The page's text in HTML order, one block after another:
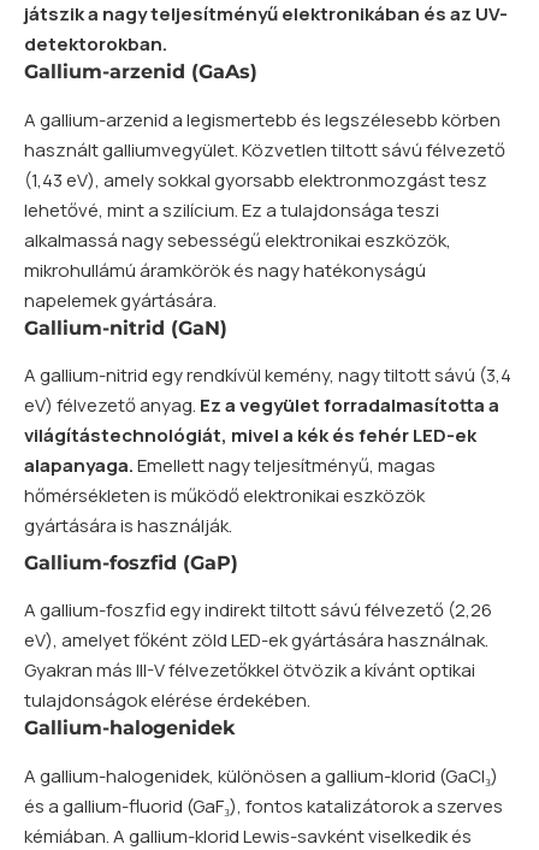
játszik a nagy teljesítményű elektronikában és az UV-
detektorokban.
Gallium-arzenid (GaAs)
A gallium-arzenid a legismertebb és legszélesebb körben
használt galliumvegyület. Közvetlen tiltott sávú félvezető
(1,43 eV), amely sokkal gyorsabb elektronmozgást tesz
lehetővé, mint a szilícium. Ez a tulajdonsága teszi
alkalmassá nagy sebességű elektronikai eszközök,
mikrohullámú áramkörök és nagy hatékonyságú
napelemek gyártására.
Gallium-nitrid (GaN)
A gallium-nitrid egy rendkívül kemény, nagy tiltott sávú (3,4
eV) félvezető anyag. Ez avegyületforradalmasította a
világítástechnológiát, mivel a kék és fehér LED-ek
alapanyaga.Emellett nagy teljesítményű, magas
hőmérsékleten is működő elektronikai eszközök
gyártására is használják.
Gallium-foszfid (GaP)
A gallium-foszfid egy indirekt tiltott sávú félvezető (2,26
eV), amelyet főként zöld LED-ek gyártására használnak.
Gyakran más III-V félvezetőkkel ötvözik a kívánt optikai
tulajdonságok elérése érdekében.
Gallium-halogenidek
A gallium-halogenidek, különösen a gallium-klorid (GaCl₃)
és a gallium-fluorid (GaF₃), fontos katalizátorok a szerves
kémiában. A gallium-klorid Lewis-savként viselkedik és